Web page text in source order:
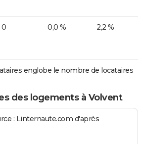
0 0,0 % 2,2 %
englobe le nombre de locataires
des logements à Volvent
: Linternaute.com d'après